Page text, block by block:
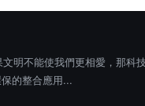
明不能使我們更相愛，那科
的整合應用...